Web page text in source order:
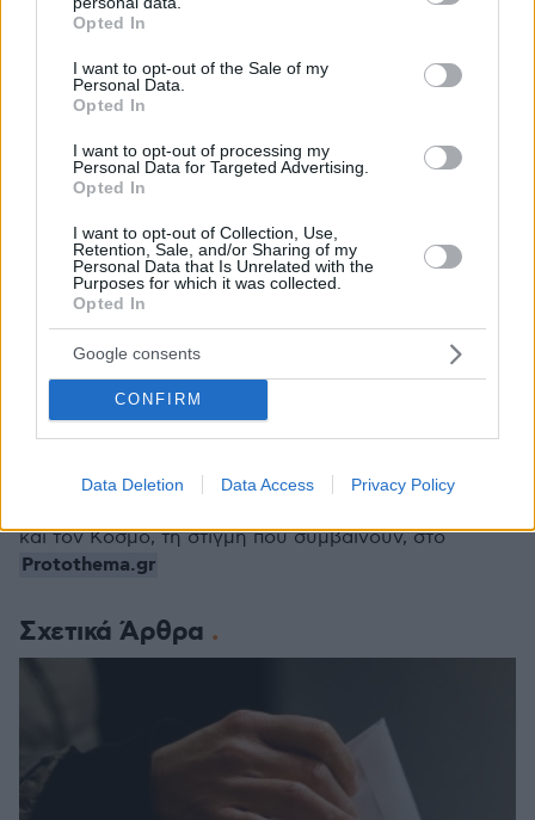
grant or deny consent to Google and its third-party tags to
use your data for below specified purposes in below Google
consent section.
Opted In
I want to opt-out of the Sale of my
Personal Data.
Opted In
I want to opt-out of processing my
Personal Data for Targeted Advertising.
Opted In
I want to opt-out of Collection, Use,
Retention, Sale, and/or Sharing of my
Personal Data that Is Unrelated with the
Purposes for which it was collected.
Opted In
Google consents
CONFIRM
Data Deletion Data Access Privacy Policy
Σχετικά Άρθρα
Ακολουθήστε τοprotothema.gr στο Google News
και τον Κόσμο, τη στιγμή που συμβαίνουν, στο
Protothema.gr